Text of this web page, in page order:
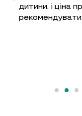
дитини, і ціна
рекомендувати.